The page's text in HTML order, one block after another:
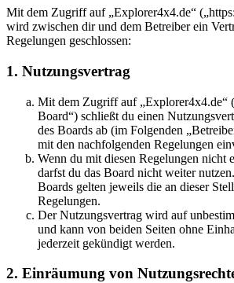
Mit dem Zugriff auf „Explorer4x4.de“
wird zwischen dir und dem Betreiber ein
Regelungen geschlossen:
1. Nutzungsvertrag
Mit dem Zugriff auf „Explorer4x4.de“
Board“) schließt du einen
des Boards ab (im Folgenden
mit den nachfolgenden Regelungen
Wenn du mit diesen Regelungen nicht
darfst du das Board nicht weiter
Boards gelten jeweils die an dieser
Regelungen.
Der Nutzungsvertrag wird auf
und kann von beiden Seiten ohne
jederzeit gekündigt werden.
2. Einräumung von